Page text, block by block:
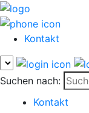
Kontakt
Suchen nach:
Kontakt